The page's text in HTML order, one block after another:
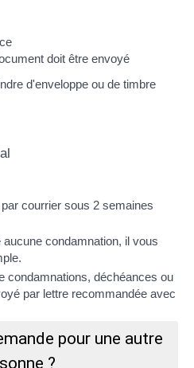
doit être envoyé
d'enveloppe ou de timbre
courrier sous 2 semaines
condamnation, il vous
condamnations, déchéances ou
par lettre recommandée avec
pour une autre
?